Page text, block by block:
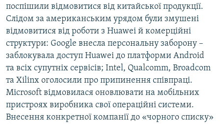
поспішили відмовитися від китайської продукції.
Слідом за американським урядом були змушені
відмовитися від роботи з Huawei й комерційні
структури: Google внесла персональну заборону –
заблокувала доступ Huawei до платформи Android
та всіх супутніх сервісів; Intel, Qualcomm, Broadcom
та Xilinx оголосили про припинення співпраці.
Microsoft відмовилася оновлювати на мобільних
пристроях виробника свої операційні системи.
Внесення конкретної компанії до «чорного списку»